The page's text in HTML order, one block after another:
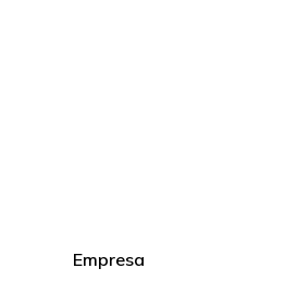
Empresa